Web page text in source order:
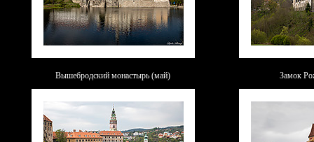
Вышебродский монастырь (май) Замок